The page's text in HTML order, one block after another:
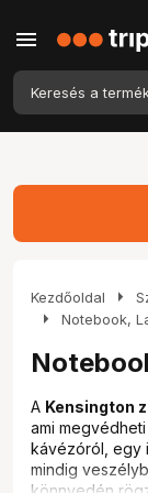
menu
Kezdőoldal arrow_right
arrow_right Notebook,
A Kensington
ami
kávézóról, egy
mindig